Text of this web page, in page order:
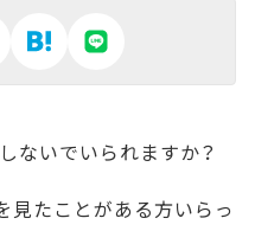
ないでいられますか？
たことがある方いらっ